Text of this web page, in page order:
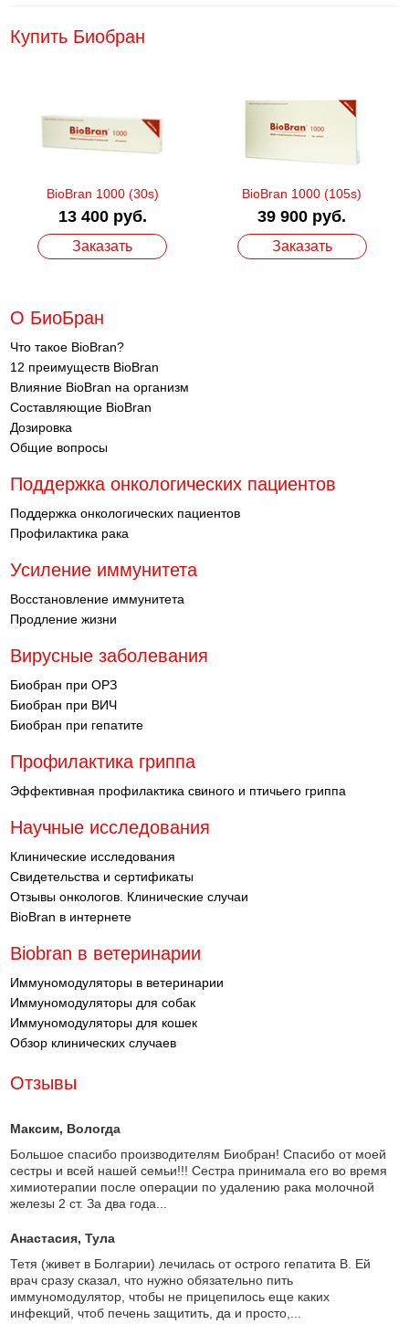
Купить Биобран
BioBran 1000 (30s)
13 400 руб.
Заказать
BioBran 1000 (105s)
39 900 руб.
Заказать
О БиоБран
Что такое BioBran?
12 преимуществ BioBran
Влияние BioBran на организм
Составляющие BioBran
Дозировка
Общие вопросы
Поддержка онкологических пациентов
Поддержка онкологических пациентов
Профилактика рака
Усиление иммунитета
Восстановление иммунитета
Продление жизни
Вирусные заболевания
Биобран при ОРЗ
Биобран при ВИЧ
Биобран при гепатите
Профилактика гриппа
Эффективная профилактика свиного и птичьего гриппа
Научные исследования
Клинические исследования
Свидетельства и сертификаты
Отзывы онкологов. Клинические случаи
BioBran в интернете
Biobran в ветеринарии
Иммуномодуляторы в ветеринарии
Иммуномодуляторы для собак
Иммуномодуляторы для кошек
Обзор клинических случаев
Отзывы
Максим, Вологда
Большое спасибо производителям Биобран! Спасибо от моей
сестры и всей нашей семьи!!! Сестра принимала его во время
химиотерапии после операции по удалению рака молочной
железы 2 ст. За два года...
Анастасия, Тула
Тетя (живет в Болгарии) лечилась от острого гепатита В. Ей
врач сразу сказал, что нужно обязательно пить
иммуномодулятор, чтобы не прицепилось еще каких
инфекций, чтоб печень защитить, да и просто,...